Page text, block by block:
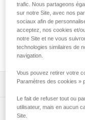
Vis de rechange
Descriptif
Compatibles avec
CARITRAC
Spécifications
trafic. Nous partageons
sur notre Site, avec nos
sociaux afin de
acceptez, nos cookies et/
notre Site et ne vous
technologies similaires de
navigation.
Vous pouvez retirer votre
Paramètres des cookies »
Le fait de refuser tout ou
utilisateur, mais en aucun
Site.